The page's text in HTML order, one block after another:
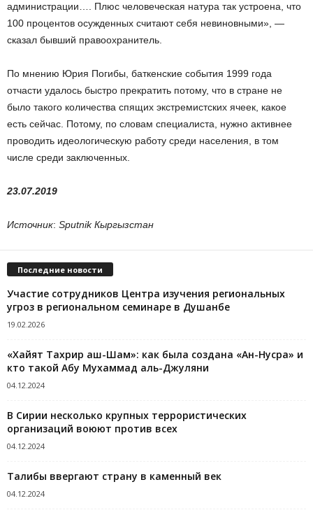
администрации…. Плюс человеческая натура так устроена, что
100 процентов осужденных считают себя невиновными», —
сказал бывший правоохранитель.
По мнению Юрия Погибы, баткенские события 1999 года
отчасти удалось быстро прекратить потому, что в стране не
было такого количества спящих экстремистских ячеек, какое
есть сейчас. Потому, по словам специалиста, нужно активнее
проводить идеологическую работу среди населения, в том
числе среди заключенных.
23.07.2019
Источник: Sputnik Кыргызстан
Последние новости
Участие сотрудников Центра изучения региональных
угроз в региональном семинаре в Душанбе
19.02.2026
«Хайят Тахрир аш-Шам»: как была создана «Ан-Нусра» и
кто такой Абу Мухаммад аль-Джуляни
04.12.2024
В Сирии несколько крупных террористических
организаций воюют против всех
04.12.2024
Талибы ввергают страну в каменный век
04.12.2024